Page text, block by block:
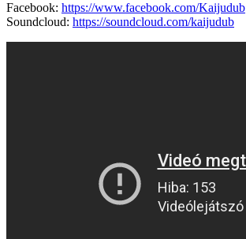
Facebook: https://www.facebook.com/Kaijudub
Soundcloud: https://soundcloud.com/kaijudub